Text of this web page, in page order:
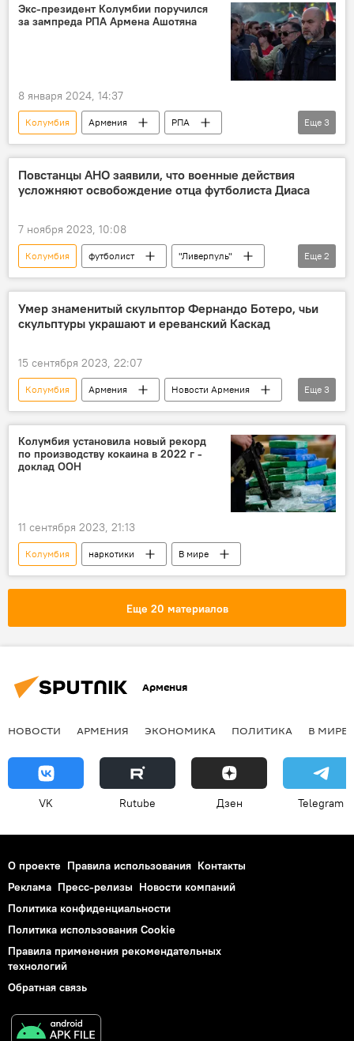
Экс-президент Колумбии поручился
за зампреда РПА Армена Ашотяна
8 января 2024, 14:37
Колумбия Армения
РПА
бывший президент
Политика
Новости Армения
Еще 3
Повстанцы АНО заявили, что военные действия
усложняют освобождение отца футболиста Диаса
7 ноября 2023, 10:08
Колумбия футболист
"Ливерпуль"
похищение
отец
Еще 2
Умер знаменитый скульптор Фернандо Ботеро, чьи
скульптуры украшают и ереванский Каскад
15 сентября 2023, 22:07
Колумбия Армения
Новости Армения
скульптор
искусство Общество
Еще 3
Колумбия установила новый рекорд
по производству кокаина в 2022 г -
доклад ООН
11 сентября 2023, 21:13
Колумбия наркотики В мире
Еще 20 материалов
Армения
НОВОСТИ АРМЕНИЯ ЭКОНОМИКА ПОЛИТИКА В МИРЕ
VK Rutube Дзен Telegram
О проекте Правила использования Контакты
Реклама Пресс-релизы Новости компаний
Политика конфиденциальности
Политика использования Cookie
Правила применения рекомендательных
технологий
Обратная связь